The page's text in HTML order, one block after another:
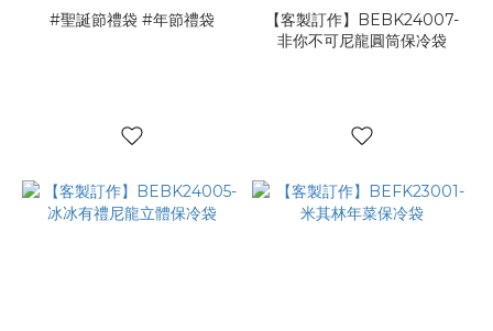
#聖誕節禮袋 #年節禮袋
【客製訂作】BEBK24007-
非你不可尼龍圓筒保冷袋